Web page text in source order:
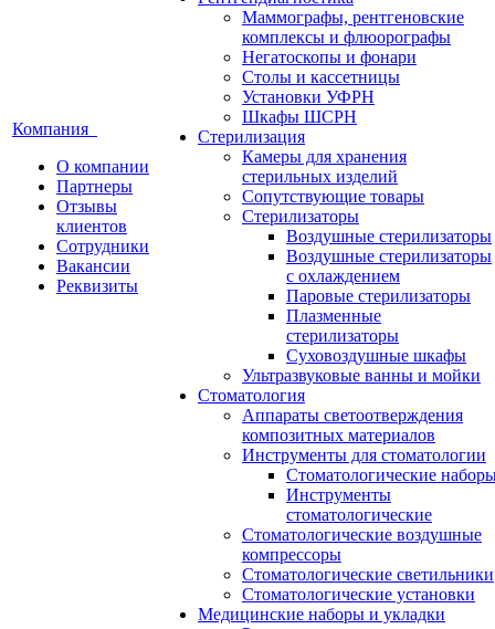
Компания
О компании
Партнеры
Отзывы
клиентов
Сотрудники
Вакансии
Реквизиты
Маммографы, рентгеновские
комплексы и флюорографы
Негатоскопы и фонари
Столы и кассетницы
Установки УФРН
Шкафы ШСРН
Стерилизация
Камеры для хранения
стерильных изделий
Сопутствующие товары
Стерилизаторы
Воздушные стерилизаторы
Воздушные стерилизаторы
с охлаждением
Паровые стерилизаторы
Плазменные
стерилизаторы
Суховоздушные шкафы
Ультразвуковые ванны и мойки
Стоматология
Аппараты светоотверждения
композитных материалов
Инструменты для стоматологии
Стоматологические
Инструменты
стоматологические
Стоматологические воздушные
компрессоры
Стоматологические светильники
Стоматологические установки
Медицинские наборы и укладки